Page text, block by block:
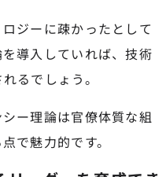
ジーに疎かったとして
導入していれば、技術
るでしょう。
ー理論は官僚体質な組
で魅力的です。